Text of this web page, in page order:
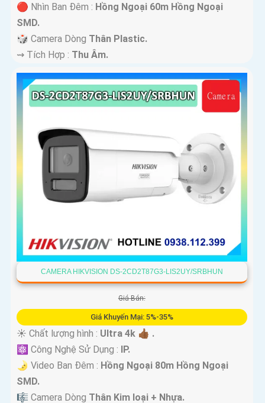
🔴 Nhìn Ban Đêm : Hồng Ngoại 60m Hồng Ngoại
SMD.
🎲 Camera Dòng Thân Plastic.
️⇝ Tích Hợp : Thu Âm.
CAMERA HIKVISION DS-2CD2T87G3-LIS2UY/SRBHUN
Giá Bán:
Giá Khuyến Mại: 5%-35%
☀️ Chất lượng hình : Ultra 4k 👍🏾 .
⚛️ Công Nghệ Sử Dụng : IP.
🌛 Video Ban Đêm : Hồng Ngoại 80m Hồng Ngoại
SMD.
🎼️ Camera Dòng Thân Kim loại + Nhựa.